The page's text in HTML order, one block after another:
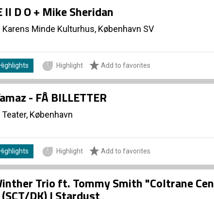
II D O + Mike Sheridan
Karens Minde Kulturhus, København SV
Highlight Add to favorites
- FÅ BILLETTER
København
Highlight Add to favorites
Trio ft. Tommy Smith "Coltrane